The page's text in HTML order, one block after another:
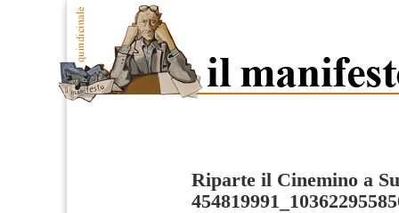
Riparte il Cinemino a